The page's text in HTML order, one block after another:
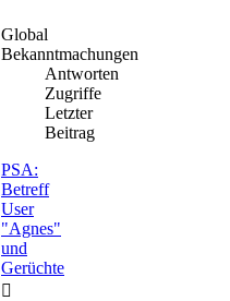
Global
Bekanntmachungen
Antworten
Zugriffe
Letzter
Beitrag
PSA:
Betreff
User
"Agnes"
und
Gerüchte